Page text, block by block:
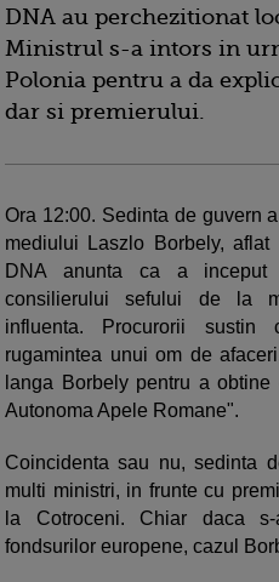
DNA au perchezitionat
Ministrul s-a intors in
Polonia pentru a da
dar si premierului.
Ora 12:00. Sedinta de guvern
mediului Laszlo Borbely,
DNA anunta ca a inceput
consilierului sefului de la
influenta. Procurorii
rugamintea unui om de
langa Borbely pentru a
Autonoma Apele Romane".
Coincidenta sau nu, sedinta
multi ministri, in frunte cu
la Cotroceni. Chiar daca
fondsurilor europene, cazul